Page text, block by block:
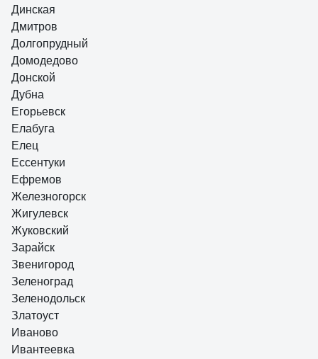
Динская
Дмитров
Долгопрудный
Домодедово
Донской
Дубна
Егорьевск
Елабуга
Елец
Ессентуки
Ефремов
Железногорск
Жигулевск
Жуковский
Зарайск
Звенигород
Зеленоград
Зеленодольск
Златоуст
Иваново
Ивантеевка